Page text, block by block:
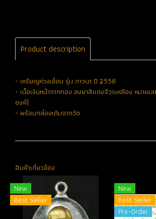
Product description
- เหรียญห่วงเชื่อม รุ่น ภาวนา ปี 2558
- เนื้อเงินหน้ากากทอง ลงยาสีแดงจีวรเหลือง หมายเ
องค์)
- พร้อมกล่่องเดิมจากวัด
สินค้าเกี่ยวข้อง
New
Best Seller
New
Best Seller
Pre-Order